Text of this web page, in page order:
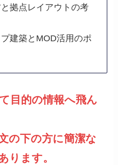
拠点レイアウトの考
建築とMOD活用のポ
目的の情報へ飛ん
の下の方に簡潔な
ります。